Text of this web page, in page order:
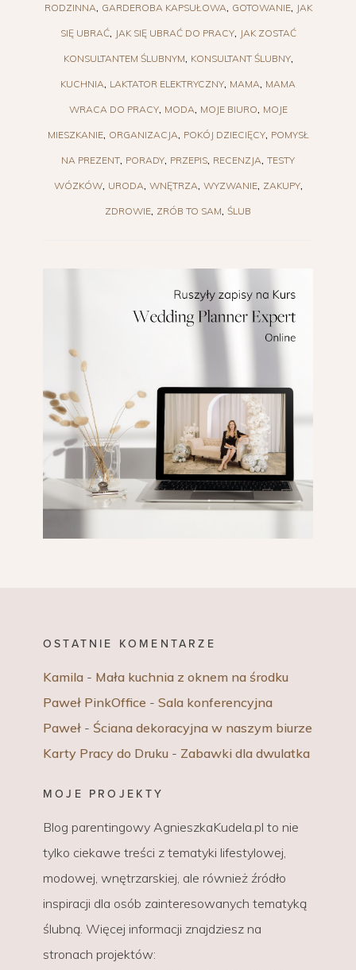
RODZINNA GARDEROBA KAPSUŁOWA GOTOWANIE JAK
SIĘ UBRAĆ JAK SIĘ UBRAĆ DO PRACY JAK ZOSTAĆ
KONSULTANTEM ŚLUBNYM KONSULTANT ŚLUBNY
KUCHNIA LAKTATOR ELEKTRYCZNY MAMA MAMA
WRACA DO PRACY MODA MOJE BIURO MOJE
MIESZKANIE ORGANIZACJA POKÓJ DZIECIĘCY POMYSŁ
NA PREZENT PORADY PRZEPIS RECENZJA TESTY
WÓZKÓW URODA WNĘTRZA WYZWANIE ZAKUPY
ZDROWIE ZRÓB TO SAM ŚLUB
OSTATNIE KOMENTARZE
Kamila - Mała kuchnia z oknem na środku
Paweł PinkOffice - Sala konferencyjna
Paweł - Ściana dekoracyjna w naszym biurze
Karty Pracy do Druku - Zabawki dla dwulatka
MOJE PROJEKTY
Blog parentingowy AgnieszkaKudela.pl to nie
tylko ciekawe treści z tematyki lifestylowej,
modowej, wnętrzarskiej, ale również źródło
inspiracji dla osób zainteresowanych tematyką
ślubną. Więcej informacji znajdziesz na
stronach projektów: